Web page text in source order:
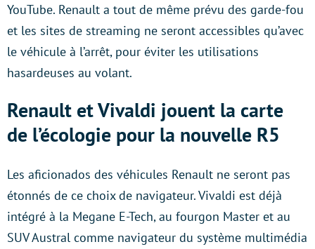
YouTube. Renault a tout de même prévu des garde-fou
et les sites de streaming ne seront accessibles qu’avec
le véhicule à l’arrêt, pour éviter les utilisations
hasardeuses au volant.
Renault et Vivaldi jouent la carte
de l’écologie pour la nouvelle R5
Les aficionados des véhicules Renault ne seront pas
étonnés de ce choix de navigateur. Vivaldi est déjà
intégré à la Megane E-Tech, au fourgon Master et au
SUV Austral comme navigateur du système multimédia